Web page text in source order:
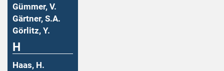
Gümmer, V.
Gärtner, S.A.
Görlitz, Y.
H
Haas, H.